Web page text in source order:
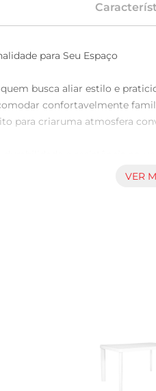
para Seu Espaço
busca aliar estilo e
confortavelmente
para criaruma atmosfera
estabilidade, permitindo
a dia.
quem deseja um móvel
VER